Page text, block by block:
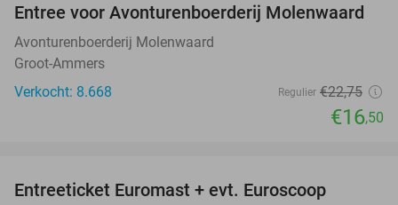
27%
Entree voor Avonturenboerderij Molenwaard
Avonturenboerderij Molenwaard
Groot-Ammers
Verkocht: 8.668
Regulier €22,75
€16,50
Entreeticket Euromast + evt. Euroscoop